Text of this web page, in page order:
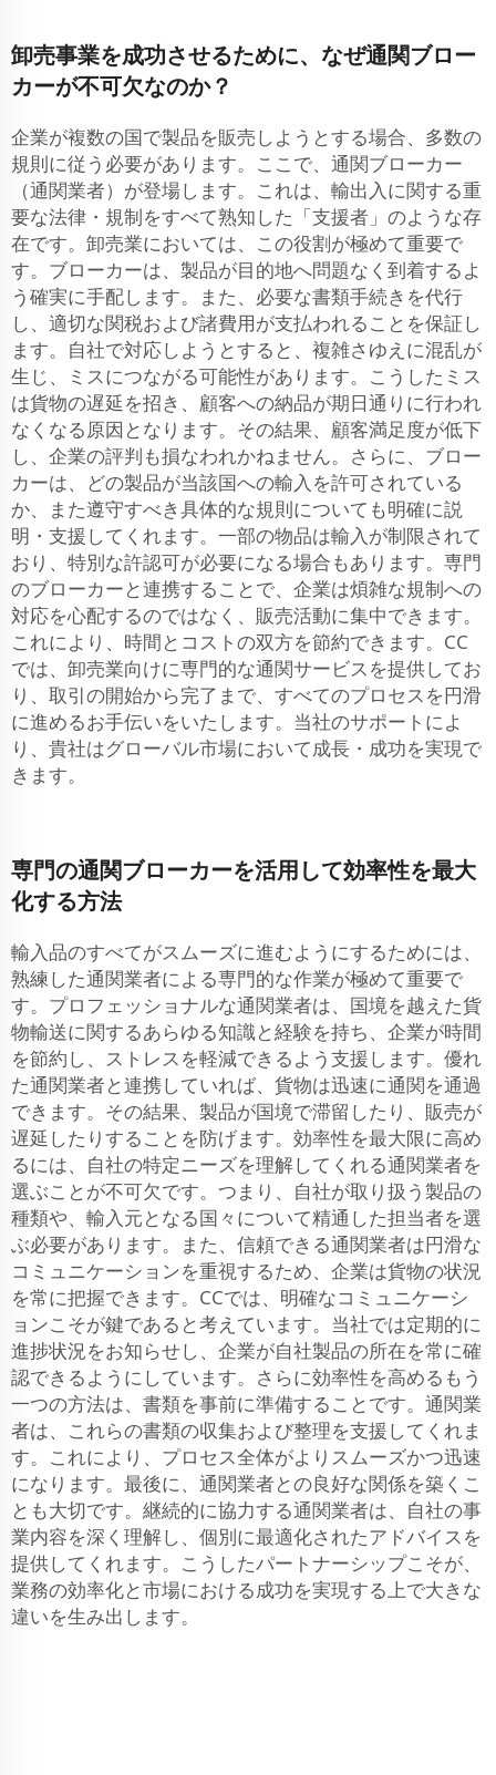
卸売事業を成功させるために、なぜ通関ブロー
カーが不可欠なのか？
企業が複数の国で製品を販売しようとする場合、多数の
規則に従う必要があります。ここで、通関ブローカー
（通関業者）が登場します。これは、輸出入に関する重
要な法律・規制をすべて熟知した「支援者」のような存
在です。卸売業においては、この役割が極めて重要で
す。ブローカーは、製品が目的地へ問題なく到着するよ
う確実に手配します。また、必要な書類手続きを代行
し、適切な関税および諸費用が支払われることを保証し
ます。自社で対応しようとすると、複雑さゆえに混乱が
生じ、ミスにつながる可能性があります。こうしたミス
は貨物の遅延を招き、顧客への納品が期日通りに行われ
なくなる原因となります。その結果、顧客満足度が低下
し、企業の評判も損なわれかねません。さらに、ブロー
カーは、どの製品が当該国への輸入を許可されている
か、また遵守すべき具体的な規則についても明確に説
明・支援してくれます。一部の物品は輸入が制限されて
おり、特別な許認可が必要になる場合もあります。専門
のブローカーと連携することで、企業は煩雑な規制への
対応を心配するのではなく、販売活動に集中できます。
これにより、時間とコストの双方を節約できます。CC
では、卸売業向けに専門的な通関サービスを提供してお
り、取引の開始から完了まで、すべてのプロセスを円滑
に進めるお手伝いをいたします。当社のサポートによ
り、貴社はグローバル市場において成長・成功を実現で
きます。
専門の通関ブローカーを活用して効率性を最大
化する方法
輸入品のすべてがスムーズに進むようにするためには、
熟練した通関業者による専門的な作業が極めて重要で
す。プロフェッショナルな通関業者は、国境を越えた貨
物輸送に関するあらゆる知識と経験を持ち、企業が時間
を節約し、ストレスを軽減できるよう支援します。優れ
た通関業者と連携していれば、貨物は迅速に通関を通過
できます。その結果、製品が国境で滞留したり、販売が
遅延したりすることを防げます。効率性を最大限に高め
るには、自社の特定ニーズを理解してくれる通関業者を
選ぶことが不可欠です。つまり、自社が取り扱う製品の
種類や、輸入元となる国々について精通した担当者を選
ぶ必要があります。また、信頼できる通関業者は円滑な
コミュニケーションを重視するため、企業は貨物の状況
を常に把握できます。CCでは、明確なコミュニケーシ
ョンこそが鍵であると考えています。当社では定期的に
進捗状況をお知らせし、企業が自社製品の所在を常に確
認できるようにしています。さらに効率性を高めるもう
一つの方法は、書類を事前に準備することです。通関業
者は、これらの書類の収集および整理を支援してくれま
す。これにより、プロセス全体がよりスムーズかつ迅速
になります。最後に、通関業者との良好な関係を築くこ
とも大切です。継続的に協力する通関業者は、自社の事
業内容を深く理解し、個別に最適化されたアドバイスを
提供してくれます。こうしたパートナーシップこそが、
業務の効率化と市場における成功を実現する上で大きな
違いを生み出します。